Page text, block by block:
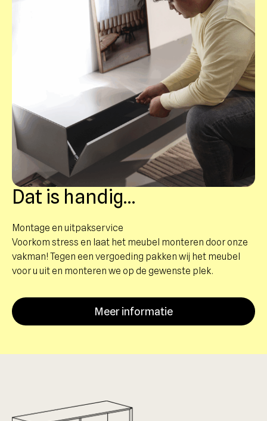
product dat gezien mag worden.
compartiment heeft een ruime uitsparing in de
achterwand, voor bijvoorbeeld een stekkerdoos of
een apparaat dat wat extra diepte nodig heeft.
Daarnaast heeft zowel de tussenwand als de
bodemplaat in elk vak een ronde kabeldoorvoer.
Dat is handig…
Montage en uitpakservice
Voorkom stress en laat het meubel monteren door onze
vakman! Tegen een vergoeding pakken wij het meubel
voor u uit en monteren we op de gewenste plek.
Meer informatie